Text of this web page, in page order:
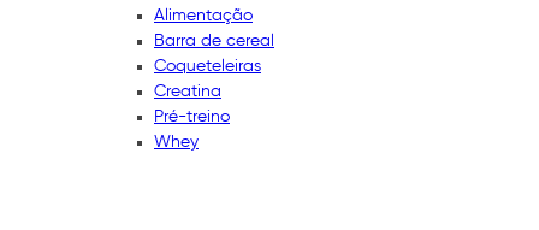
Alimentação
Barra de cereal
Coqueteleiras
Creatina
Pré-treino
Whey